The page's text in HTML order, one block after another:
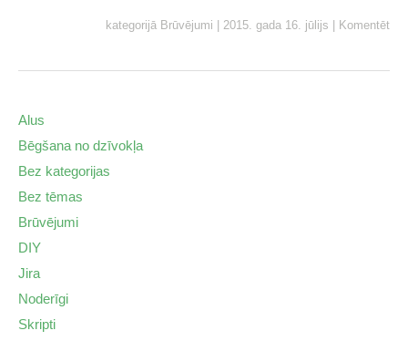
kategorijā Brūvējumi 2015. gada 16. jūlijs Komentēt
Alus
Bēgšana no dzīvokļa
Bez kategorijas
Bez tēmas
Brūvējumi
DIY
Jira
Noderīgi
Skripti